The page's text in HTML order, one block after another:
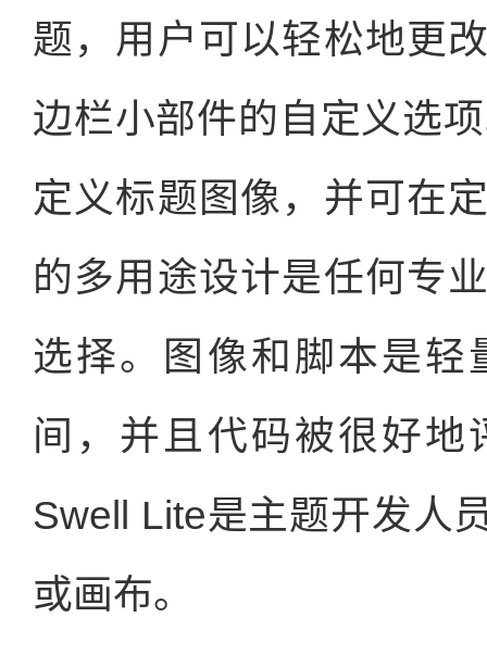
题，用户可以轻松地更
边栏小部件的自定义选
定义标题图像，并可在
的多用途设计是任何专
选择。图像和脚本是
间，并且代码被很好
Swell Lite是主题开发人
或画布。